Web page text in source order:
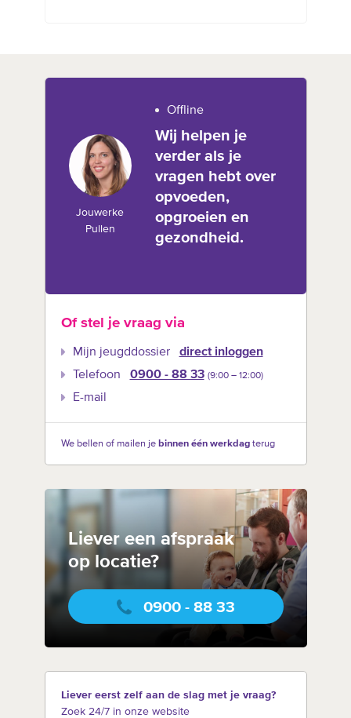
Jouwerke
Pullen
Offline
Wij helpen je
verder als je
vragen hebt over
opvoeden,
opgroeien en
gezondheid.
Of stel je vraag via
Mijn jeugddossier
direct inloggen
Telefoon
0900 - 88 33 (9:00 –‍ 12:00)
E-mail
We bellen of mailen je binnen één werkdagterug
Liever een afspraak
op locatie?
0900 - 88 33
Liever eerst zelf aan de slag met je vraag?
Zoek 24/7 in onze website